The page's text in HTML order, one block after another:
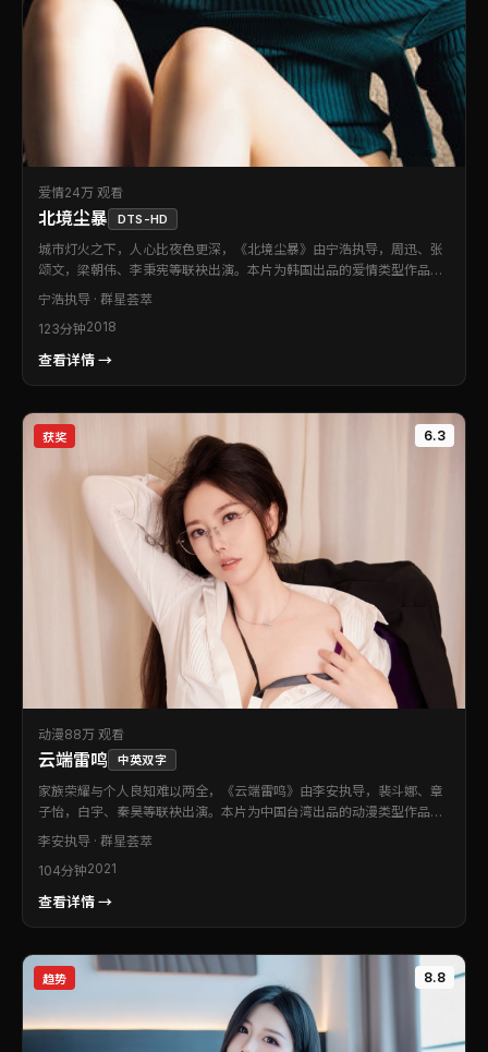
爱情24万 观看
北境尘暴 DTS-HD
城市灯火之下，人心比夜色更深，《北境尘暴》由宁浩执导，周迅、张
颂文，梁朝伟、李秉宪等联袂出演。本片为韩国出品的爱情类型作品。
在类型框架内完成创新，细节处处可见创作诚意。值得在影院或大银幕
宁浩执导 · 群星荟萃
123分钟2018
查看详情 →
获奖 6.3
动漫88万 观看
云端雷鸣 中英双字
家族荣耀与个人良知难以两全，《云端雷鸣》由李安执导，裴斗娜、章
子怡，白宇、秦昊等联袂出演。本片为中国台湾出品的动漫类型作品。
故事以细腻笔触刻画群像，在张力十足的叙事里探讨信任与背叛。值得
在影院或大银幕设备上重温。
李安执导 · 群星荟萃
104分钟2021
查看详情 →
趋势 8.8